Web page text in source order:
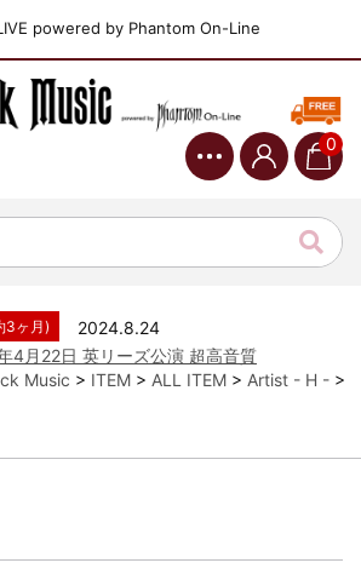
powered by Phantom On-Line
0
8+9日 コロラド州 2公演 SBD 完全収録！
3ヶ月)
2024.11.9
3ヶ月)
2024.8.24
4月22日 英リーズ公演 超高音質
ヶ月)
ヶ月)
Music > ITEM > ALL ITEM > Artist - H - >